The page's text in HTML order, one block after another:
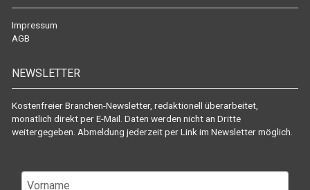
Impressum
AGB
NEWSLETTER
Kostenfreier Branchen-Newsletter, redaktionell überarbeitet,
monatlich direkt per E-Mail. Daten werden nicht an Dritte
weitergegeben. Abmeldung jederzeit per Link im Newsletter möglich.